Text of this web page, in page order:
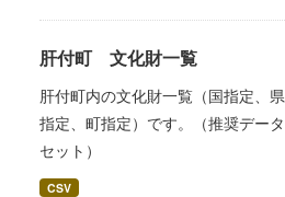
肝付町 文化財一覧
肝付町内の文化財一覧（国指定、県
指定、町指定）です。（推奨データ
セット）
CSV